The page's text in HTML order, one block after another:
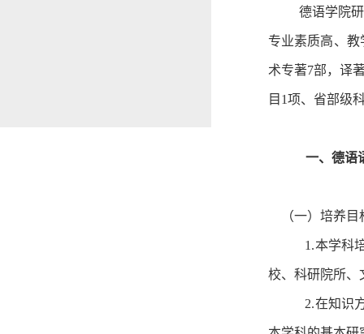
德语学院
专业素质高、
术专著7部，译
目1项、省部级
一、德语
（一）培养目
1.本学科
校、科研院所、
2.在知识